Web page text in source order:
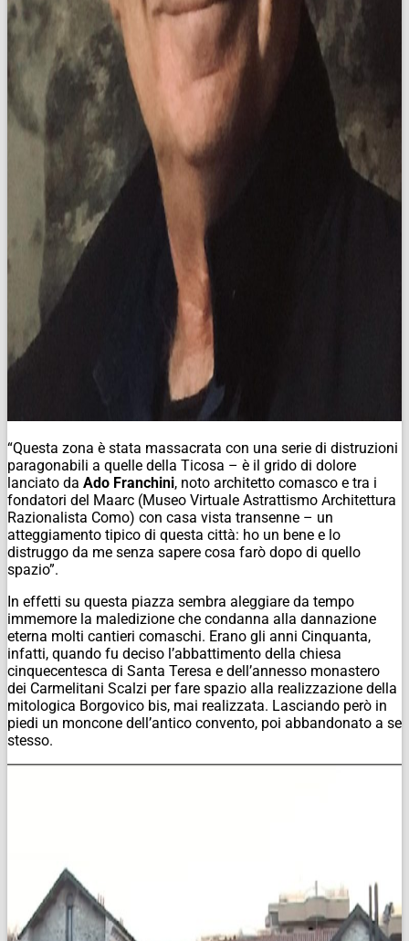
“Questa zona è stata massacrata con una serie di distruzioni
paragonabili a quelle della Ticosa – è il grido di dolore
lanciato da Ado Franchini, noto architetto comasco e tra i
fondatori del Maarc (Museo Virtuale Astrattismo Architettura
Razionalista Como) con casa vista transenne – un
atteggiamento tipico di questa città: ho un bene e lo
distruggo da me senza sapere cosa farò dopo di quello
spazio”.
In effetti su questa piazza sembra aleggiare da tempo
immemore la maledizione che condanna alla dannazione
eterna molti cantieri comaschi. Erano gli anni Cinquanta,
infatti, quando fu deciso l’abbattimento della chiesa
cinquecentesca di Santa Teresa e dell’annesso monastero
dei Carmelitani Scalzi per fare spazio alla realizzazione della
mitologica Borgovico bis, mai realizzata. Lasciando però in
piedi un moncone dell’antico convento, poi abbandonato a se
stesso.